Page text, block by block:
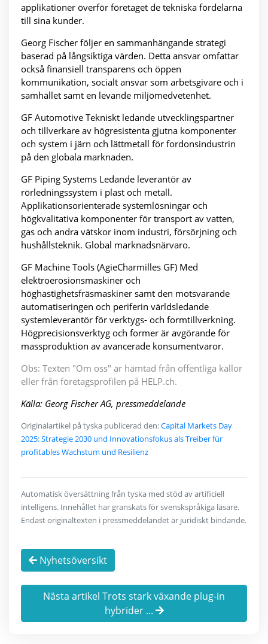
applikationer överför företaget de tekniska fördelarna
till sina kunder.
Georg Fischer följer en sammanhängande strategi
baserad på långsiktiga värden. Detta ansvar omfattar
också finansiell transparens och öppen
kommunikation, socialt ansvar som arbetsgivare och i
samhället samt en levande miljömedvetenhet.
GF Automotive Tekniskt ledande utvecklingspartner
och tillverkare av högresistenta gjutna komponenter
och system i järn och lättmetall för fordonsindustrin
på den globala marknaden.
GF Piping Systems Ledande leverantör av
rörledningssystem i plast och metall.
Applikationsorienterade systemlösningar och
högkvalitativa komponenter för transport av vatten,
gas och andra vätskor inom industri, försörjning och
hushållsteknik. Global marknadsnärvaro.
GF Machine Tools (AgieCharmilles GF) Med
elektroerosionsmaskiner och
höghastighetsfräsmaskiner samt den motsvarande
automatiseringen och periferin världsledande
systemleverantör för verktygs- och formtillverkning.
Högprecisionsverktyg och former är avgörande för
massproduktion av avancerade konsumentvaror.
Obs: Texten "Om oss" är hämtad från offentliga källor
eller från företagsprofilen på HELP.ch.
Källa: Georg Fischer AG, pressmeddelande
Originalartikel på tyska publicerad den:Capital Markets Day
2025: Strategie 2030 und Innovationsfokus als Treiber für
profitables Wachstum und Resilienz
Automatisk översättning från tyska med stöd av artificiell
intelligens. Innehållet har granskats för svenskspråkiga läsare.
Endast originaltexten i pressmeddelandet är juridiskt bindande.
Nyhetsöversikt
Nästa artikel Trots stark växande plug-in
hybrider ...